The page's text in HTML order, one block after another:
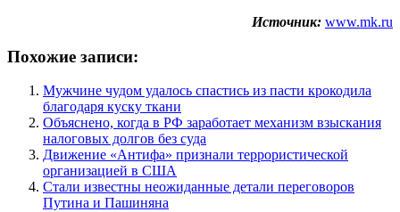
Источник: www.mk.ru
Похожие записи:
Мужчине чудом удалось спастись из пасти крокодила
благодаря куску ткани
Объяснено, когда в РФ заработает механизм взыскания
налоговых долгов без суда
Движение «Антифа» признали террористической
организацией в США
Стали известны неожиданные детали переговоров
Путина и Пашиняна